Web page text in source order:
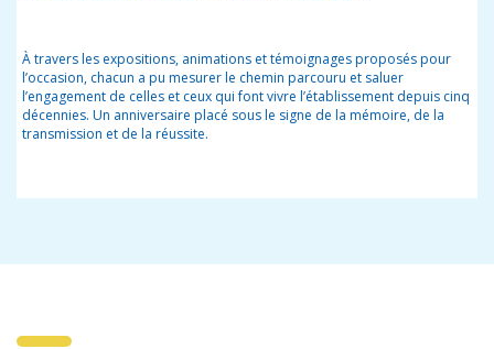
À travers les expositions, animations et témoignages proposés pour
l’occasion, chacun a pu mesurer le chemin parcouru et saluer
l’engagement de celles et ceux qui font vivre l’établissement depuis cinq
décennies. Un anniversaire placé sous le signe de la mémoire, de la
transmission et de la réussite.